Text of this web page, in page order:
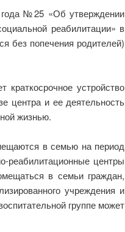
года №25 «Об утверждении
реабилитации» в
без попечения родителей)
устройство
центра и ее деятельность
жизнью.
в семью на период
реабилитационные центры
в семьи граждан,
учреждения и
группе может